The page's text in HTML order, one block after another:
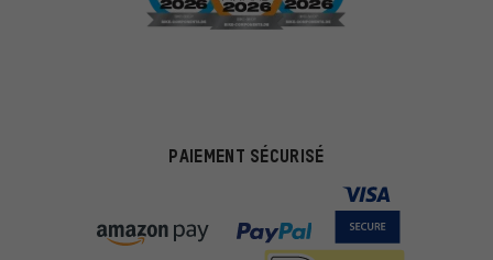
PAIEMENT SÉCURISÉ